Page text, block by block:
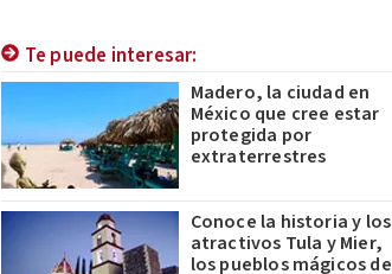
Te puede interesar:
Madero, la ciudad en
México que cree estar
protegida por
extraterrestres
Conoce la historia y los
atractivos Tula y Mier,
los pueblos mágicos de